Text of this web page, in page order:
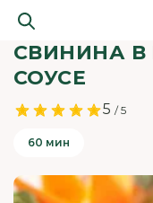
СВИНИНА
СОУСЕ
5 / 5
60 мин